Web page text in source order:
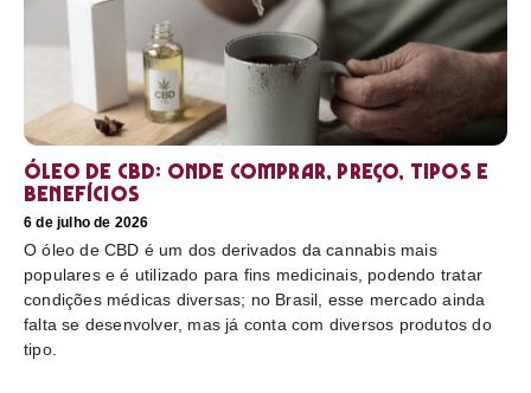
Óleo de CBD: Onde comprar, preço, tipos e
benefícios
6 de julho de 2026
O óleo de CBD é um dos derivados da cannabis mais
populares e é utilizado para fins medicinais, podendo tratar
condições médicas diversas; no Brasil, esse mercado ainda
falta se desenvolver, mas já conta com diversos produtos do
tipo.